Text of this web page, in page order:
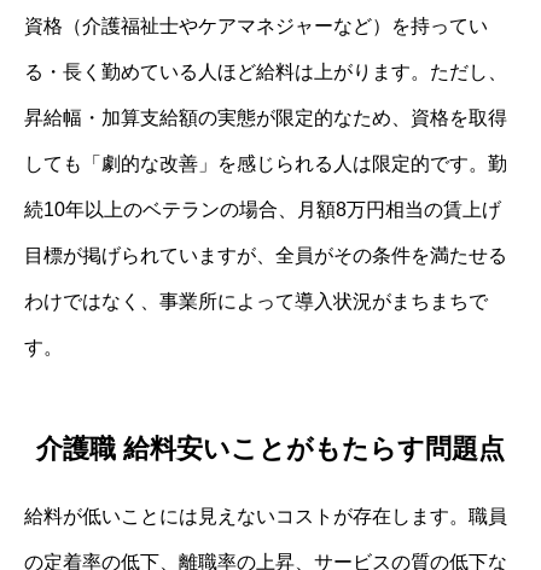
資格（介護福祉士やケアマネジャーなど）を持ってい
る・長く勤めている人ほど給料は上がります。ただし、
昇給幅・加算支給額の実態が限定的なため、資格を取得
しても「劇的な改善」を感じられる人は限定的です。勤
続10年以上のベテランの場合、月額8万円相当の賃上げ
目標が掲げられていますが、全員がその条件を満たせる
わけではなく、事業所によって導入状況がまちまちで
す。
介護職 給料安いことがもたらす問題点
給料が低いことには見えないコストが存在します。職員
の定着率の低下、離職率の上昇、サービスの質の低下な